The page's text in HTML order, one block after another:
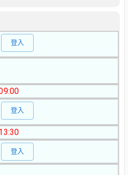
登入
登入
登入